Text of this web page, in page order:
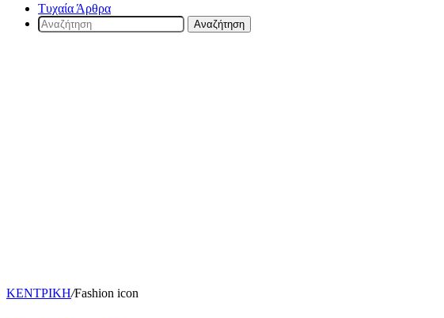
Τυχαία Άρθρα
Αναζήτηση
ΚΕΝΤΡΙΚΗ/Fashion icon